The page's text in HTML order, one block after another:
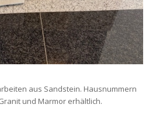
aus Sandstein. Hausnummern
und Marmor erhältlich.